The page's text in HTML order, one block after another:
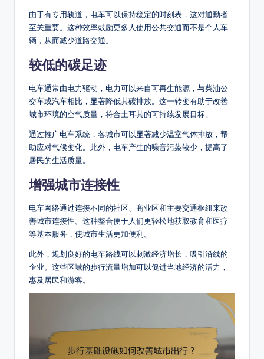
由于有专用轨道，电车可以保持稳定的时刻表，这对通勤者
至关重要。这种效率鼓励更多人使用公共交通而不是个人车
辆，从而减少道路交通。
较低的碳足迹
电车通常由电力驱动，电力可以来自可再生能源，与柴油公
交车或汽车相比，显著降低其碳排放。这一转变有助于改善
城市环境的空气质量，符合土耳其的可持续发展目标。
通过推广电车系统，各城市可以显著减少温室气体排放，帮
助应对气候变化。此外，电车产生的噪音污染较少，提高了
居民的生活质量。
增强城市连接性
电车网络通过连接不同的社区、商业区和主要交通枢纽来改
善城市连接性。这种整合便于人们更轻松地获取教育和医疗
等基本服务，使城市生活更加便利。
此外，规划良好的电车路线可以刺激经济增长，吸引沿线的
企业。这些区域的步行流量增加可以促进当地经济的活力，
惠及居民和游客。